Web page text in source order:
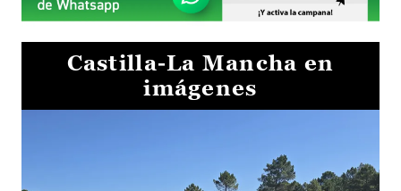
Castilla-La Mancha en
imágenes